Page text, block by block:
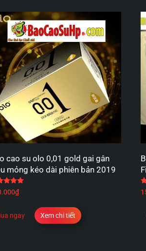
cao su olo 0,01 gold gai gân
mỏng kéo dài phiên bản 2019
₫
ngay Xem chi tiết